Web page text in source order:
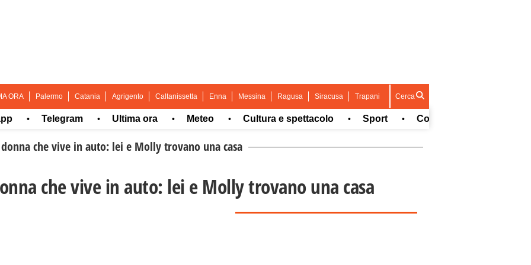
ORA Palermo Catania Agrigento Caltanissetta Enna Messina Ragusa Siracusa Trapani Cerca
• Telegram • Ultima ora • Meteo • Cultura e spettacolo • Sport • Concorsi e Lavoro
che vive in auto: lei e Molly trovano una casa
che vive in auto: lei e Molly trovano una casa